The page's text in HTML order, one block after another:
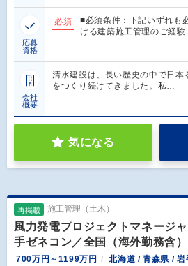
応募
資格
必須
■必須条件：下記いずれも
ける建築施工管理のご経験
会社
概要
清水建設は、長い歴史の中で日本
をつくり続けてきました。私…
気になる
再掲載 施工管理（土木）
風力発電プロジェクトマネージ
手ゼネコン／全国（海外勤務含）
700万円～1199万円
北海道 / 青森県 /